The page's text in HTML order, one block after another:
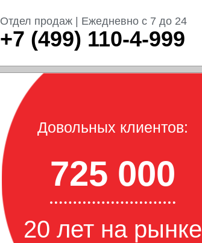
Отдел продаж | Ежедневно с 7 до 24
+7 (499) 110-4-999
Довольных клиентов:
725 000
20 лет на рынке